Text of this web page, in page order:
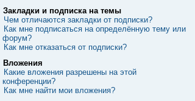
Закладки и подписка на темы
Чем отличаются закладки от подписки?
Как мне подписаться на определённую тему или
форум?
Как мне отказаться от подписки?
Вложения
Какие вложения разрешены на этой
конференции?
Как мне найти мои вложения?